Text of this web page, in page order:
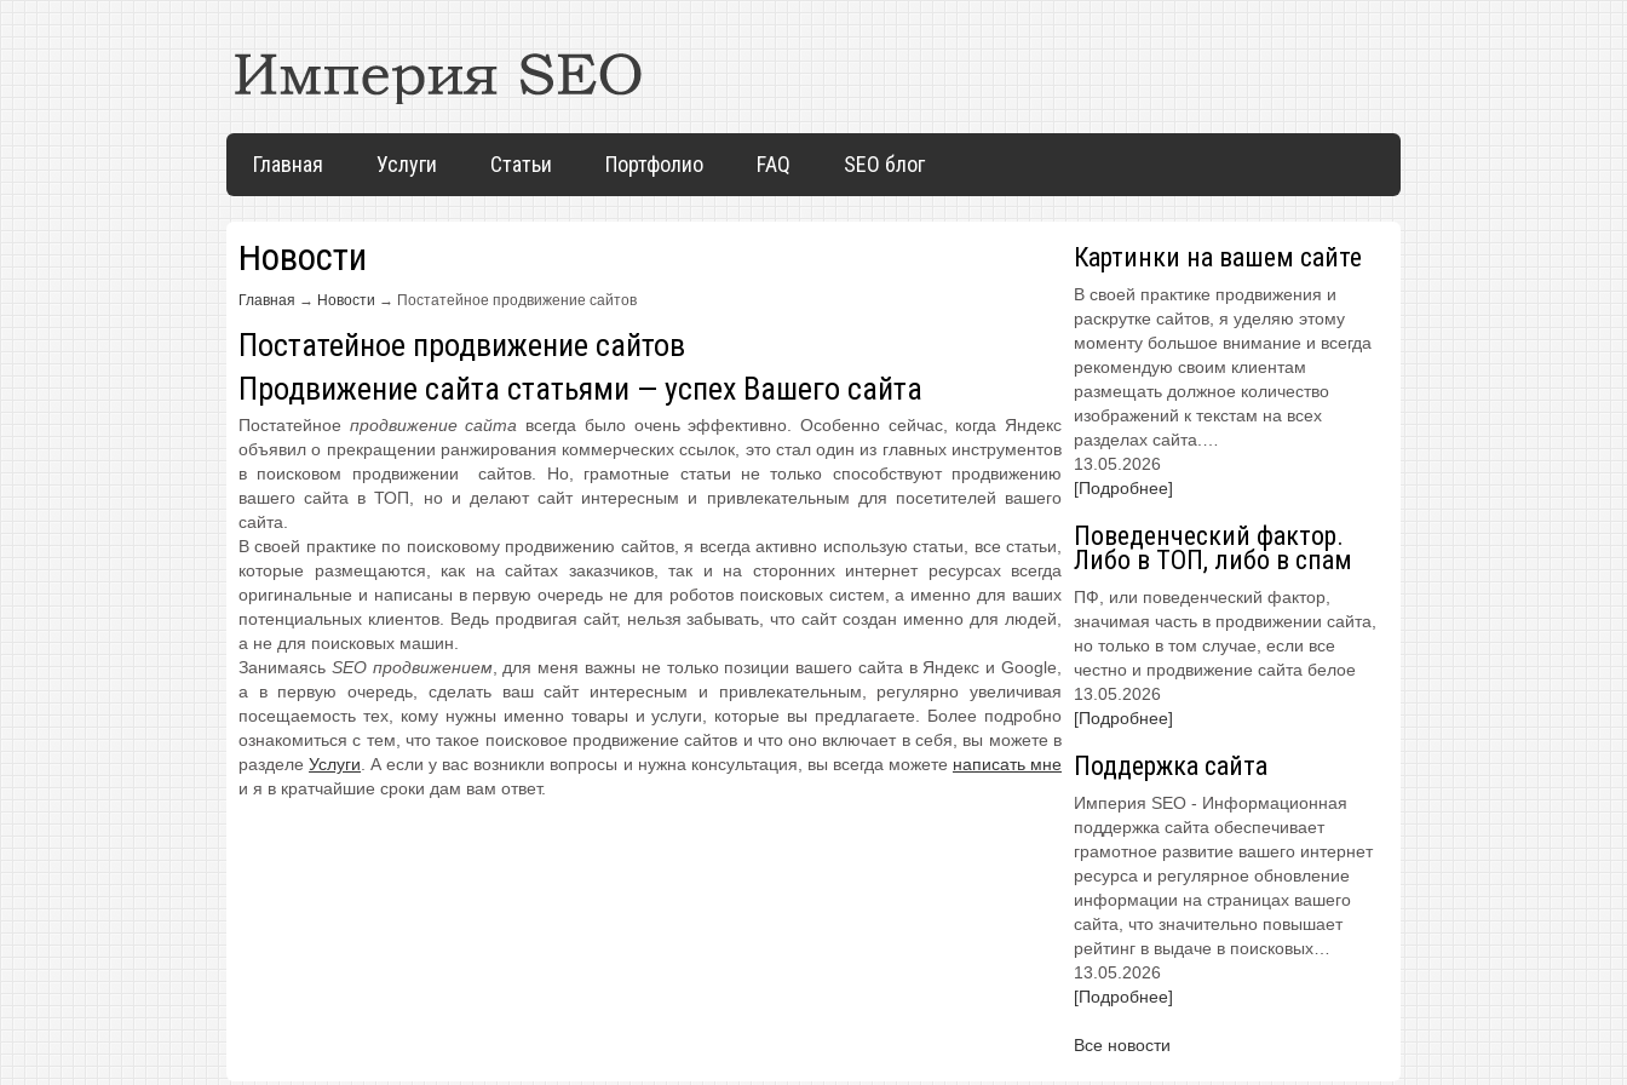
Главная Услуги Статьи Портфолио FAQ SEO блог
Новости
Главная → Новости → Постатейное продвижение сайтов
Постатейное продвижение сайтов
Продвижение сайта статьями — успех Вашего сайта
Постатейное продвижение сайта всегда было очень эффективно. Особенно сейчас, когда Яндекс
объявил о прекращении ранжирования коммерческих ссылок, это стал один из главных инструментов
в поисковом продвижении сайтов. Но, грамотные статьи не только способствуют продвижению
вашего сайта в ТОП, но и делают сайт интересным и привлекательным для посетителей вашего
сайта.
В своей практике по поисковому продвижению сайтов, я всегда активно использую статьи, все статьи,
которые размещаются, как на сайтах заказчиков, так и на сторонних интернет ресурсах всегда
оригинальные и написаны в первую очередь не для роботов поисковых систем, а именно для ваших
потенциальных клиентов. Ведь продвигая сайт, нельзя забывать, что сайт создан именно для людей,
а не для поисковых машин.
Занимаясь SEO продвижением, для меня важны не только позиции вашего сайта в Яндекс и Google,
а в первую очередь, сделать ваш сайт интересным и привлекательным, регулярно увеличивая
посещаемость тех, кому нужны именно товары и услуги, которые вы предлагаете. Более подробно
ознакомиться с тем, что такое поисковое продвижение сайтов и что оно включает в себя, вы можете в
разделеУслуги . А если у вас возникли вопросы и нужна консультация, вы всегда можете написать мне
и я в кратчайшие сроки дам вам ответ.
Картинки на вашем сайте
В своей практике продвижения и
раскрутке сайтов, я уделяю этому
моменту большое внимание и всегда
рекомендую своим клиентам
размещать должное количество
изображений к текстам на всех
разделах сайта.…
13.05.2026
[Подробнее]
Поведенческий фактор.
Либо в ТОП, либо в спам
ПФ, или поведенческий фактор,
значимая часть в продвижении сайта,
но только в том случае, если все
честно и продвижение сайта белое
13.05.2026
[Подробнее]
Поддержка сайта
Империя SEO - Информационная
поддержка сайта обеспечивает
грамотное развитие вашего интернет
ресурса и регулярное обновление
информации на страницах вашего
сайта, что значительно повышает
рейтинг в выдаче в поисковых…
13.05.2026
[Подробнее]
Все новости